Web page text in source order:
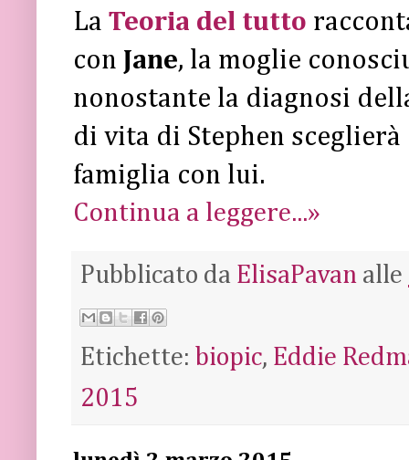
La Teoria del tutto
con Jane, la moglie
nonostante la diagnosi
di vita di Stephen
famiglia con lui.
Continua a leggere...»
Pubblicato da ElisaPavan alle
Etichette: biopic, Eddie
2015